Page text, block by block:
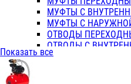
МУФТЫ С
МУФТЫ С
ОТВОДЫ
ОТВОДЫ С
ОТВОДЫ С
Показать все